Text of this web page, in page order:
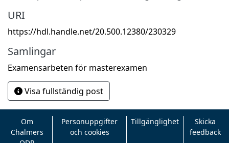
URI
https://hdl.handle.net/20.500.12380/230329
Samlingar
Examensarbeten för masterexamen
Visa fullständig post
Om
Chalmers
Personuppgifter
och cookies
Tillgänglighet
Skicka
feedback